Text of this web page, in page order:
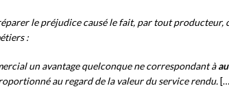
le préjudice causé le fait, par tout producteur,
:
un avantage quelconque ne correspondant à
au regard de la valeur du service rendu.